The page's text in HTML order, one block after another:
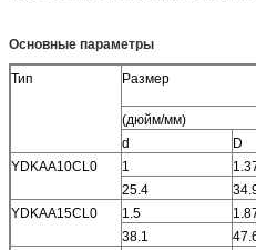
Основные параметры
Тип Размер
(дюйм/мм)
d
D
YDKAA10CL0
1
25.4
YDKAA15CL0
1.5
38.1